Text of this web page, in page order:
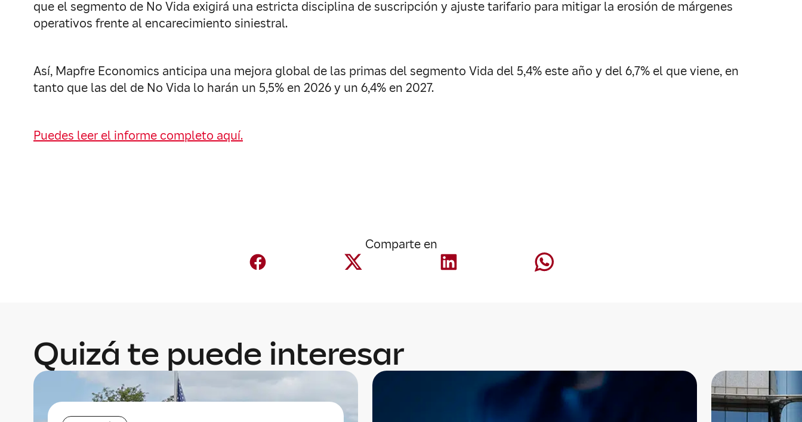
que el segmento de No Vida exigirá una estricta disciplina de suscripción y ajuste tarifario para mitigar la erosión de márgenes
operativos frente al encarecimiento siniestral.
Así, Mapfre Economics anticipa una mejora global de las primas del segmento Vida del 5,4% este año y del 6,7% el que viene, en
tanto que las del de No Vida lo harán un 5,5% en 2026 y un 6,4% en 2027.
Puedes leer el informe completo aquí.
Comparte en
Quizá te puede interesar